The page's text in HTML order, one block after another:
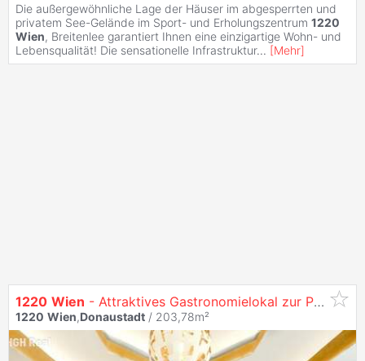
Die außergewöhnliche Lage der Häuser im abgesperrten und
privatem See-Gelände im Sport- und Erholungszentrum 1220
Wien, Breitenlee garantiert Ihnen eine einzigartige Wohn- und
Lebensqualität! Die sensationelle Infrastruktur... [Mehr]
1220 Wien - Attraktives Gastronomielokal zur Pacht in belebter Straße der
1220 Wien,Donaustadt / 203,78m²